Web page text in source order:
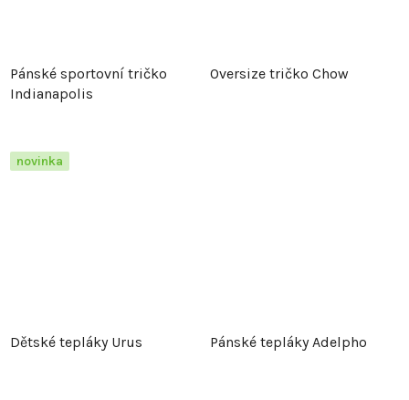
Pánské sportovní tričko
Indianapolis
Oversize tričko Chow
novinka
Dětské tepláky Urus Pánské tepláky Adelpho